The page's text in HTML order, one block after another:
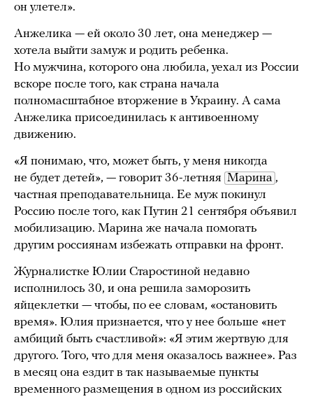
он улетел».
Анжелика — ей около 30 лет, она менеджер —
хотела выйти замуж и родить ребенка.
Но мужчина, которого она любила, уехал из России
вскоре после того, как страна начала
полномасштабное вторжение в Украину. А сама
Анжелика присоединилась к антивоенному
движению.
«Я понимаю, что, может быть, у меня никогда
не будет детей», — говорит 36-летняя Марина ,
частная преподавательница. Ее муж покинул
Россию после того, как Путин 21 сентября объявил
мобилизацию. Марина же начала помогать
другим россиянам избежать отправки на фронт.
Журналистке Юлии Старостиной недавно
исполнилось 30, и она решила заморозить
яйцеклетки — чтобы, по ее словам, «остановить
время». Юлия признается, что у нее больше «нет
амбиций быть счастливой»: «Я этим жертвую для
другого. Того, что для меня оказалось важнее». Раз
в месяц она ездит в так называемые пункты
временного размещения в одном из российских